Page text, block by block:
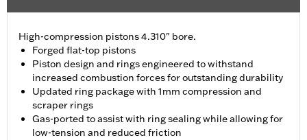
High-compression pistons 4.310" bore.
Forged flat-top pistons
Piston design and rings engineered to withstand
increased combustion forces for outstanding durability
Updated ring package with 1mm compression and
scraper rings
Gas-ported to assist with ring sealing while allowing for
low-tension and reduced friction